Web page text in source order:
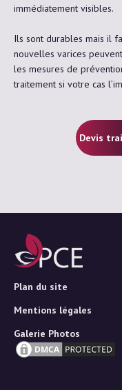
immédiatement visibles.
Ils sont durables mais il
nouvelles varices
les mesures de
traitement si votre cas
Devis
Plan du site
Mentions légales
Galerie Photos